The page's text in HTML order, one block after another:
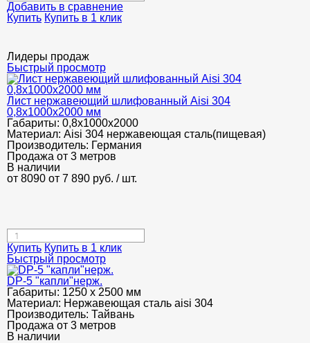
Добавить в сравнение
Купить Купить в 1 клик
Лидеры продаж
Быстрый просмотр
Лист нержавеющий шлифованный Aisi 304
0,8х1000х2000 мм
Габариты: 0,8х1000х2000
Материал: Aisi 304 нержавеющая сталь(пищевая)
Производитель: Германия
Продажа от 3 метров
В наличии
от 8090 от 7 890 руб. / шт.
Купить Купить в 1 клик
Быстрый просмотр
DP-5 "капли"нерж.
Габариты: 1250 х 2500 мм
Материал: Нержавеющая сталь aisi 304
Производитель: Тайвань
Продажа от 3 метров
В наличии